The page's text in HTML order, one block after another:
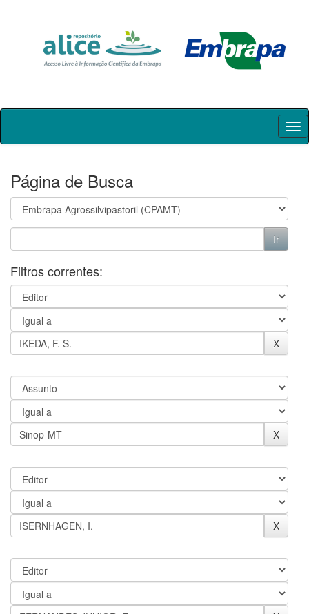
Skip
Página de Busca
Filtros correntes: